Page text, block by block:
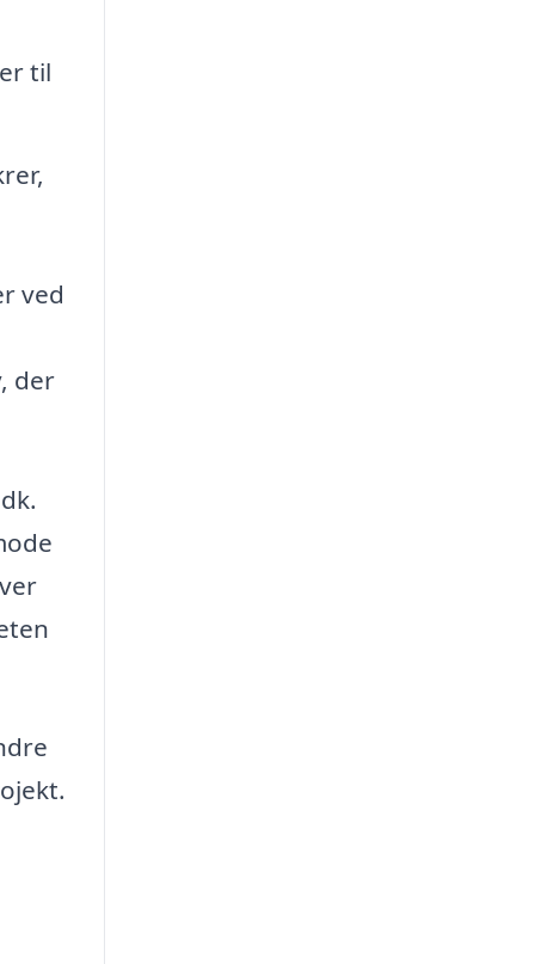
til
ved
der